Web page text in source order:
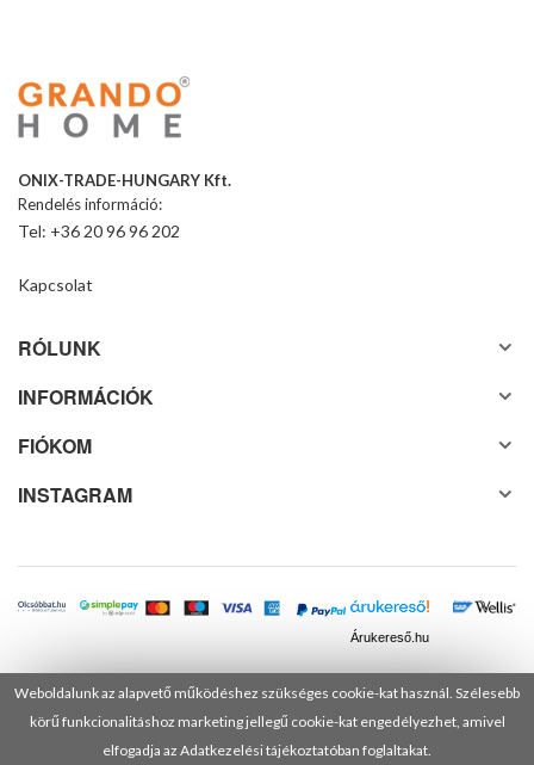
Weboldalunk az alapvető működéshez szükséges cookie-kat használ. Szélesebb
körű funkcionalitáshoz marketing jellegű cookie-kat engedélyezhet, amivel
elfogadja az Adatkezelési tájékoztatóban foglaltakat.
ONIX-TRADE-HUNGARY Kft.
Rendelés információ:
Tel: +36 20 96 96 202
Kapcsolat
RÓLUNK
INFORMÁCIÓK
FIÓKOM
INSTAGRAM
Árukereső.hu
© 2025 Minden jog fenntartva! DANUSA Hungary Kft.